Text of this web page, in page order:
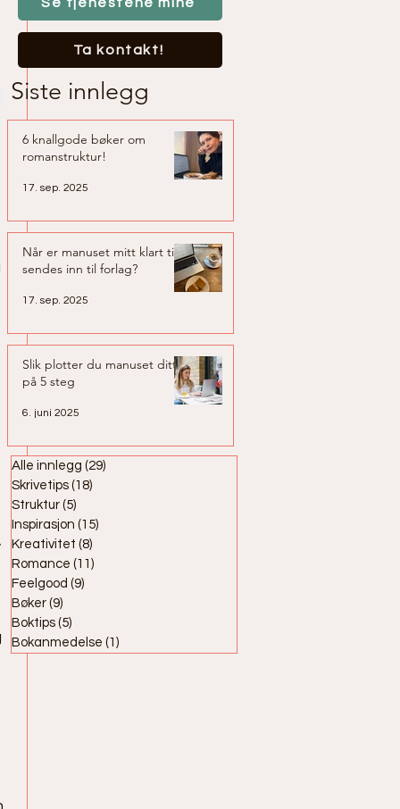
Alle innlegg (29)
Skrivetips (18)
Struktur (5)
Inspirasjon (15)
Kreativitet (8)
Romance (11)
Feelgood (9)
Bøker (9)
Boktips (5)
Bokanmedelse (1)
Ta kontakt!
Siste innlegg
6 knallgode bøker om
romanstruktur!
17. sep. 2025
Når er manuset mitt klart til å
sendes inn til forlag?
17. sep. 2025
Slik plotter du manuset ditt
på 5 steg
6. juni 2025